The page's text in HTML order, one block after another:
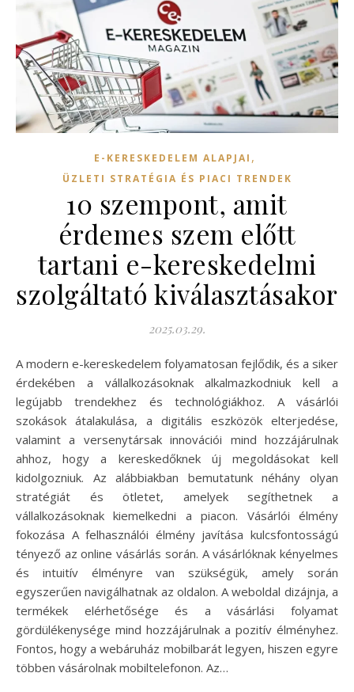
E-KERESKEDELEM ALAPJAI ,
ÜZLETI STRATÉGIA ÉS PIACI TRENDEK
10 szempont, amit
érdemes szem előtt
tartani e-kereskedelmi
szolgáltató kiválasztásakor
2025.03.29.
A modern e-kereskedelem folyamatosan fejlődik, és a siker
érdekében a vállalkozásoknak alkalmazkodniuk kell a
legújabb trendekhez és technológiákhoz. A vásárlói
szokások átalakulása, a digitális eszközök elterjedése,
valamint a versenytársak innovációi mind hozzájárulnak
ahhoz, hogy a kereskedőknek új megoldásokat kell
kidolgozniuk. Az alábbiakban bemutatunk néhány olyan
stratégiát és ötletet, amelyek segíthetnek a
vállalkozásoknak kiemelkedni a piacon. Vásárlói élmény
fokozása A felhasználói élmény javítása kulcsfontosságú
tényező az online vásárlás során. A vásárlóknak kényelmes
és intuitív élményre van szükségük, amely során
egyszerűen navigálhatnak az oldalon. A weboldal dizájnja, a
termékek elérhetősége és a vásárlási folyamat
gördülékenysége mind hozzájárulnak a pozitív élményhez.
Fontos, hogy a webáruház mobilbarát legyen, hiszen egyre
többen vásárolnak mobiltelefonon. Az…